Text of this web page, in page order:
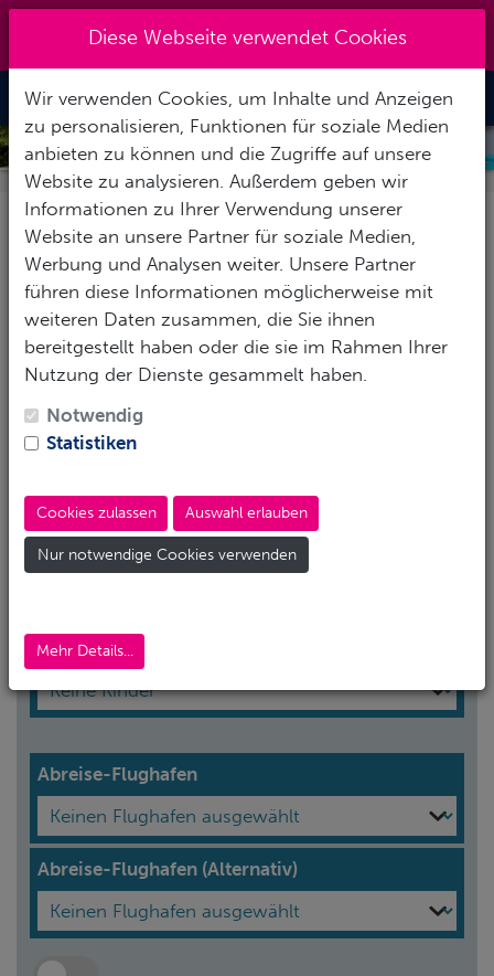
info@abenteuertauchen.de
Toggle
ANGAGA RESORT
Pauschalreise Nur Hotel
Ihre Reisedaten:
Anreise:*
Abreise:*
Erwachsene*
Kinder
Abreise-Flughafen
Abreise-Flughafen (Alternativ)
Diese Webseite verwendet Cookies
Wir verwenden Cookies, um Inhalte und Anzeigen
zu personalisieren, Funktionen für soziale Medien
anbieten zu können und die Zugriffe auf unsere
Website zu analysieren. Außerdem geben wir
Informationen zu Ihrer Verwendung unserer
Website an unsere Partner für soziale Medien,
Werbung und Analysen weiter. Unsere Partner
führen diese Informationen möglicherweise mit
weiteren Daten zusammen, die Sie ihnen
bereitgestellt haben oder die sie im Rahmen Ihrer
Nutzung der Dienste gesammelt haben.
Notwendig
Statistiken
Cookies zulassen Auswahl erlauben
Nur notwendige Cookies verwenden
Mehr Details...